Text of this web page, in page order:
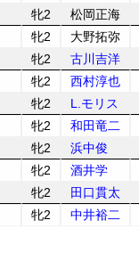
牝2
松岡正海
牝2
大野拓弥
牝2
古川吉洋
牝2
西村淳也
牝2
L.モリス
牝2
和田竜二
牝2
浜中俊
牝2
酒井学
牝2
田口貫太
牝2 中井裕二